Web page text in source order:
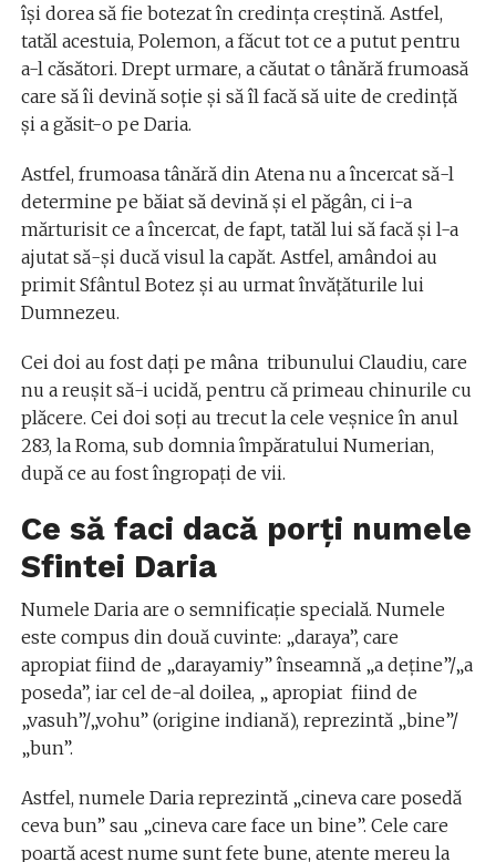
își dorea să fie botezat în credința creștină. Astfel,
tatăl acestuia, Polemon, a făcut tot ce a putut pentru
a-l căsători. Drept urmare, a căutat o tânără frumoasă
care să îi devină soție și să îl facă să uite de credință
și a găsit-o pe Daria.
Astfel, frumoasa tânără din Atena nu a încercat să-l
determine pe băiat să devină și el păgân, ci i-a
mărturisit ce a încercat, de fapt, tatăl lui să facă și l-a
ajutat să-și ducă visul la capăt. Astfel, amândoi au
primit Sfântul Botez și au urmat învățăturile lui
Dumnezeu.
Cei doi au fost dați pe mâna tribunului Claudiu, care
nu a reușit să-i ucidă, pentru că primeau chinurile cu
plăcere. Cei doi soți au trecut la cele veșnice în anul
283, la Roma, sub domnia împăratului Numerian,
după ce au fost îngropați de vii.
Ce să faci dacă porți numele
Sfintei Daria
Numele Daria are o semnificație specială. Numele
este compus din două cuvinte: „daraya”, care
apropiat fiind de „darayamiy” înseamnă „a deține”/„a
poseda”, iar cel de-al doilea, „ apropiat fiind de
„vasuh”/„vohu” (origine indiană), reprezintă „bine”/
„bun”.
Astfel, numele Daria reprezintă „cineva care posedă
ceva bun” sau „cineva care face un bine”. Cele care
poartă acest nume sunt fete bune, atente mereu la